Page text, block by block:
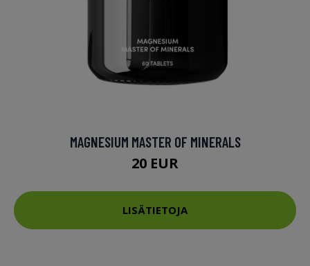
MAGNESIUM MASTER OF MINERALS
20 EUR
LISÄTIETOJA